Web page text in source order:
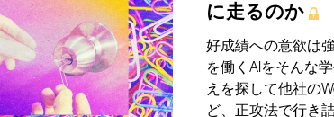
に走るのか
好成績への意欲は
を働くAIをそんな
えを探して他社の
ど、正攻法で行き